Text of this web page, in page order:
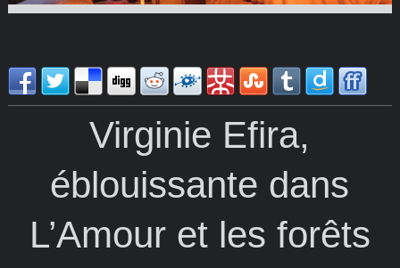
Virginie Efira,
éblouissante dans
L’Amour et les forêts